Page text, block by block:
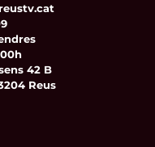
42 B
Reus